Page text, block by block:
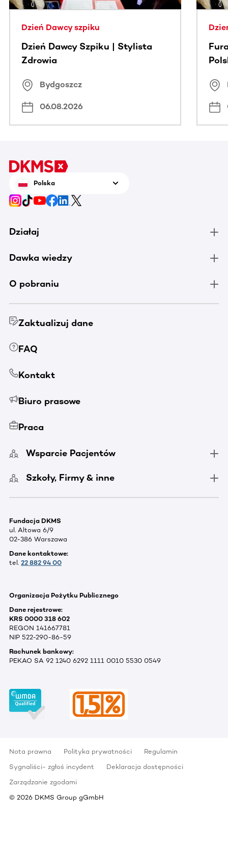
Dzień Dawcy szpiku
Dzień Dawcy Szpiku | Stylista
Zdrowia
Bydgoszcz
06.08.2026
Polska
Działaj
Dawka wiedzy
O pobraniu
Zaktualizuj dane
FAQ
Kontakt
Biuro prasowe
Praca
Wsparcie Pacjentów
Szkoły, Firmy & inne
Fundacja DKMS
ul. Altowa 6/9
02-386 Warszawa
Dane kontaktowe:
tel. 22 882 94 00
Organizacja Pożytku Publicznego
Dane rejestrowe:
KRS 0000 318 602
REGON 141667781
NIP 522-290-86-59
Rachunek bankowy:
PEKAO SA 92 1240 6292 1111 0010 5530 0549
Nota prawna Polityka prywatności
Regulamin
Sygnaliści- zgłoś incydent
Deklaracja dostępności
Zarządzanie zgodami
© 2026 DKMS Group gGmbH